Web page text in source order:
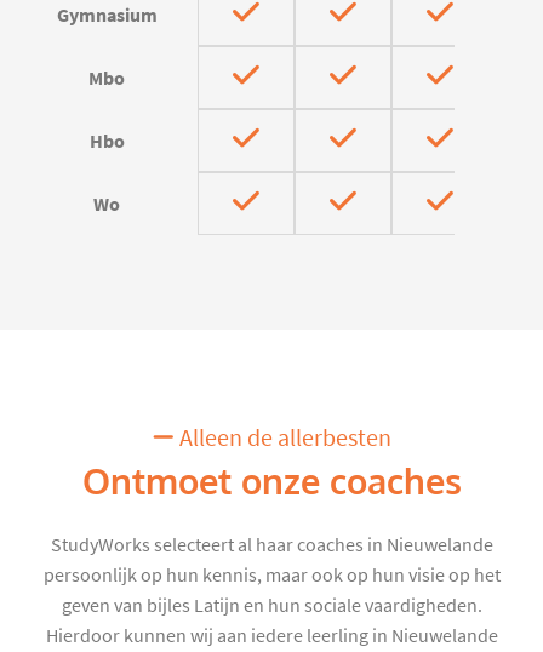
Gymnasium
Mbo
Hbo
Wo
Alleen de allerbesten
Ontmoet onze coaches
StudyWorks selecteert al haar coaches in Nieuwelande
persoonlijk op hun kennis, maar ook op hun visie op het
geven van bijles Latijn en hun sociale vaardigheden.
Hierdoor kunnen wij aan iedere leerling in Nieuwelande